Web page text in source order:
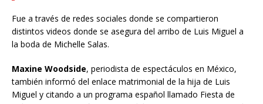
Fue a través de redes sociales donde se compartieron
distintos videos donde se asegura del arribo de Luis Miguel a
la boda de Michelle Salas.
Maxine Woodside, periodista de espectáculos en México,
también informó del enlace matrimonial de la hija de Luis
Miguel y citando a un programa español llamado Fiesta de